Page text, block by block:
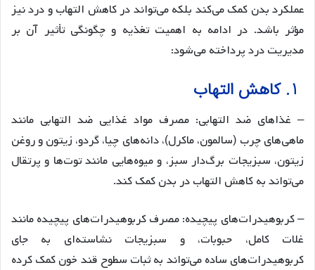
عملکرد بدن کمک می‌کند بلکه می‌تواند در کاهش التهاب و درد نیز
مؤثر باشد. در ادامه به اهمیت تغذیه و چگونگی تأثیر آن بر
مدیریت درد پرداخته می‌شود:
– غذاهای ضد التهابی: مصرف مواد غذایی ضد التهابی مانند
ماهی‌های چرب (سالمون، ماکرل)، دانه‌های چیا، گردو، زیتون و روغن
زیتون، سبزیجات برگ‌دار سبز، و میوه‌هایی مانند توت‌ها و پرتقال
می‌تواند به کاهش التهاب در بدن کمک کند.
– کربوهیدرات‌های پیچیده: مصرف کربوهیدرات‌های پیچیده مانند
غلات کامل، حبوبات، و سبزیجات نشاسته‌ای به جای
کربوهیدرات‌های ساده می‌تواند به ثبات سطوح قند خون کمک کرده